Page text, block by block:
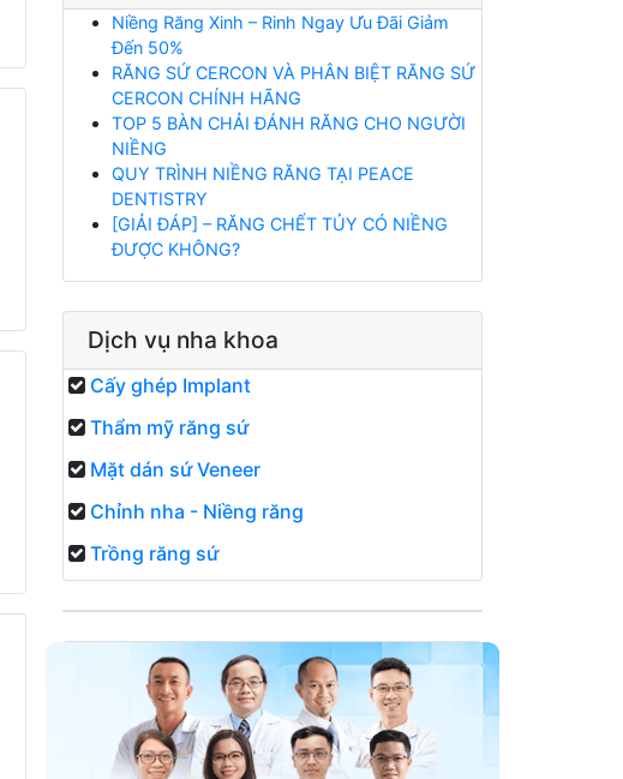
Niềng Răng Xinh – Rinh Ngay Ưu Đãi Giảm
Đến 50%
RĂNG SỨ CERCON VÀ PHÂN BIỆT RĂNG SỨ
CERCON CHÍNH HÃNG
TOP 5 BÀN CHẢI ĐÁNH RĂNG CHO NGƯỜI
NIỀNG
QUY TRÌNH NIỀNG RĂNG TẠI PEACE
DENTISTRY
[GIẢI ĐÁP] – RĂNG CHẾT TỦY CÓ NIỀNG
ĐƯỢC KHÔNG?
Dịch vụ nha khoa
Cấy ghép Implant
Thẩm mỹ răng sứ
Mặt dán sứ Veneer
Chỉnh nha - Niềng răng
Trồng răng sứ